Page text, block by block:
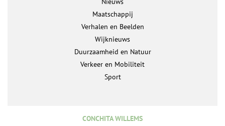
Maatschappij
Verhalen en Beelden
Wijknieuws
Duurzaamheid en Natuur
Verkeer en Mobiliteit
Sport
CONCHITA WILLEMS